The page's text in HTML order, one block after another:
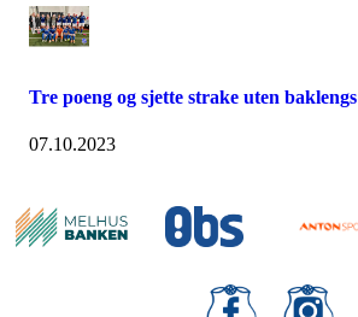
Tre poeng og sjette strake uten baklengs
07.10.2023